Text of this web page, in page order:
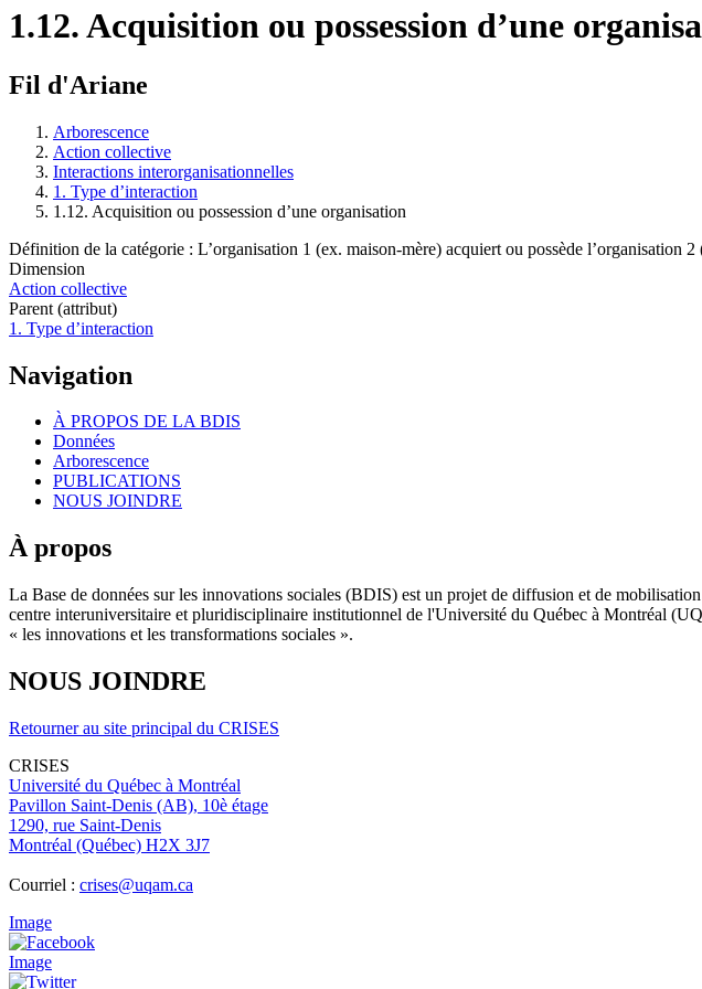
1.12. Acquisition ou possession d’une
Fil d'Ariane
Arborescence
Action collective
Interactions interorganisationnelles
1. Type d’interaction
1.12. Acquisition ou possession d’une organisation
Définition de la catégorie : L’organisation 1 (ex. maison-mère) acquiert ou possède l’organisation
Dimension
Action collective
Parent (attribut)
1. Type d’interaction
Navigation
À PROPOS DE LA BDIS
Données
Arborescence
PUBLICATIONS
NOUS JOINDRE
À propos
La Base de données sur les innovations sociales (BDIS) est un projet de diffusion et de
centre interuniversitaire et pluridisciplinaire institutionnel de l'Université du Québec à Montréal
« les innovations et les transformations sociales ».
NOUS JOINDRE
Retourner au site principal du CRISES
CRISES
Université du Québec à Montréal
Pavillon Saint-Denis (AB), 10è étage
1290, rue Saint-Denis
Montréal (Québec) H2X 3J7
Courriel : crises@uqam.ca
Image
Image